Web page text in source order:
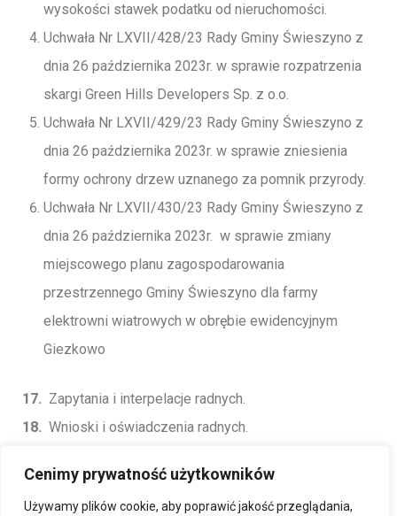
Cenimy prywatność użytkowników
Używamy plików cookie, aby poprawić jakość przeglądania,
wysokości stawek podatku od nieruchomości.
Uchwała Nr LXVII/428/23 Rady Gminy Świeszyno z
dnia 26 października 2023r. w sprawie rozpatrzenia
skargi Green Hills Developers Sp. z o.o.
Uchwała Nr LXVII/429/23 Rady Gminy Świeszyno z
dnia 26 października 2023r. w sprawie zniesienia
formy ochrony drzew uznanego za pomnik przyrody.
Uchwała Nr LXVII/430/23 Rady Gminy Świeszyno z
dnia 26 października 2023r. w sprawie zmiany
miejscowego planu zagospodarowania
przestrzennego Gminy Świeszyno dla farmy
elektrowni wiatrowych w obrębie ewidencyjnym
Giezkowo
17. Zapytania i interpelacje radnych.
18. Wnioski i oświadczenia radnych.
20.Zamknięcie obrad.